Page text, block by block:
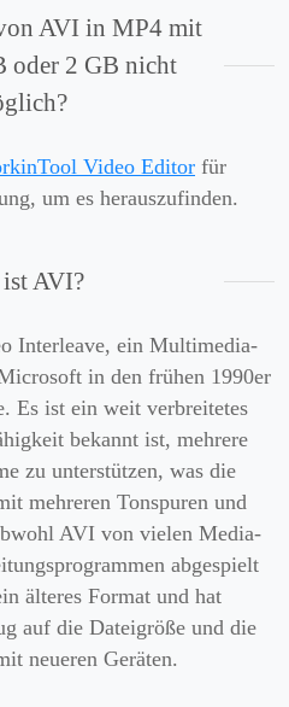
AVI in MP4 mit
oder 2 GB nicht
Video Editor für
um es herauszufinden.
ist AVI?
Interleave, ein Multimedia-
in den frühen 1990er
Es ist ein weit verbreitetes
bekannt ist, mehrere
zu unterstützen, was die
mehreren Tonspuren und
AVI von vielen Media-
abgespielt
älteres Format und hat
auf die Dateigröße und die
neueren Geräten.